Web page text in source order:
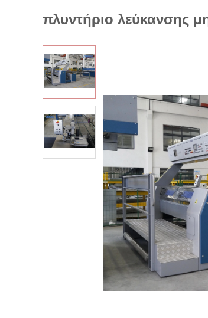
πλυντήριο λεύκανσης